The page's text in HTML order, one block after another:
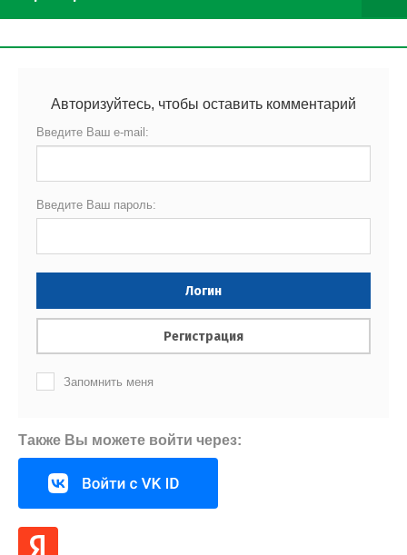
Авторизуйтесь, чтобы оставить комментарий
Введите Ваш e-mail:
Введите Ваш пароль:
Логин
Регистрация
Запомнить меня
Также Вы можете войти через: